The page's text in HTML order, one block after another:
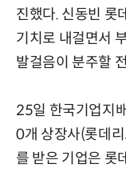
진했다. 신동빈 롯
기치로 내걸면서
발걸음이 분주할
25일 한국기업지
0개 상장사(롯데
를 받은 기업은 롯